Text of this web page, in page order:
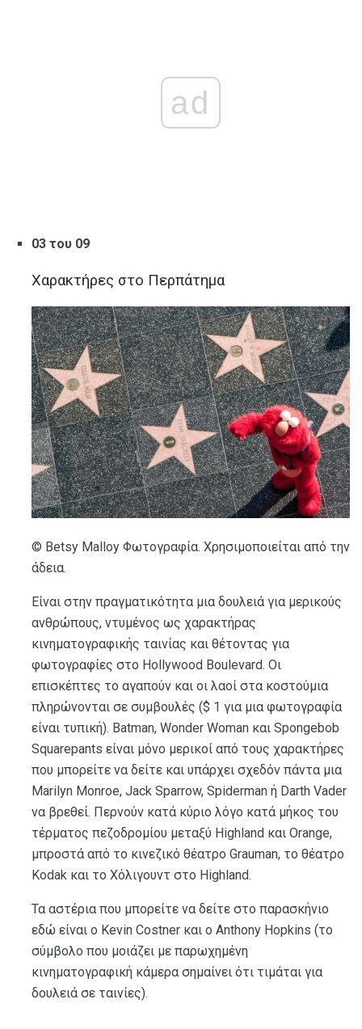
ad
03 του 09
Χαρακτήρες στο Περπάτημα
© Betsy Malloy Φωτογραφία. Χρησιμοποιείται από την
άδεια.
Είναι στην πραγματικότητα μια δουλειά για μερικούς
ανθρώπους, ντυμένος ως χαρακτήρας
κινηματογραφικής ταινίας και θέτοντας για
φωτογραφίες στο Hollywood Boulevard. Οι
επισκέπτες το αγαπούν και οι λαοί στα κοστούμια
πληρώνονται σε συμβουλές ($ 1 για μια φωτογραφία
είναι τυπική). Batman, Wonder Woman και Spongebob
Squarepants είναι μόνο μερικοί από τους χαρακτήρες
που μπορείτε να δείτε και υπάρχει σχεδόν πάντα μια
Marilyn Monroe, Jack Sparrow, Spiderman ή Darth Vader
να βρεθεί. Περνούν κατά κύριο λόγο κατά μήκος του
τέρματος πεζοδρομίου μεταξύ Highland και Orange,
μπροστά από το κινεζικό θέατρο Grauman, το θέατρο
Kodak και το Χόλιγουντ στο Highland.
Τα αστέρια που μπορείτε να δείτε στο παρασκήνιο
εδώ είναι ο Kevin Costner και ο Anthony Hopkins (το
σύμβολο που μοιάζει με παρωχημένη
κινηματογραφική κάμερα σημαίνει ότι τιμάται για
δουλειά σε ταινίες).